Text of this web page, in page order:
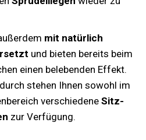
mit natürlich
und bieten bereits beim
einen belebenden Effekt.
stehen Ihnen sowohl im
verschiedene Sitz-
zur Verfügung.